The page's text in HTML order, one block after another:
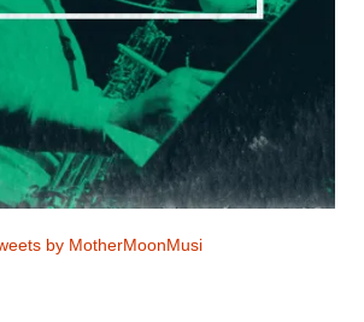
by MotherMoonMusi